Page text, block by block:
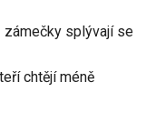
zámečky splývají se
chtějí méně